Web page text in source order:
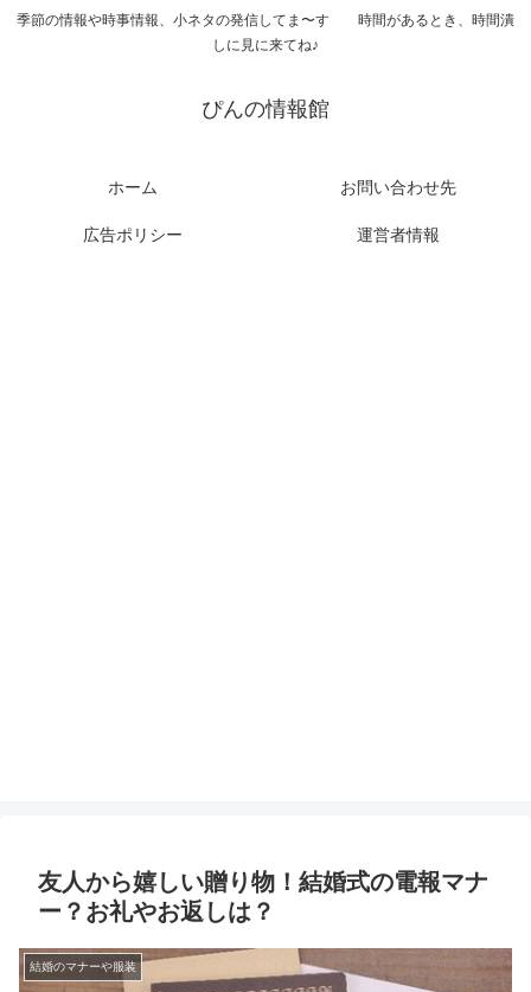
季節の情報や時事情報、小ネタの発信してま〜す 時間があるとき、時間潰
しに見に来てね♪
ぴんの情報館
ホーム お問い合わせ先
広告ポリシー 運営者情報
友人から嬉しい贈り物！結婚式の電報マナ
ー？お礼やお返しは？
結婚のマナーや服装